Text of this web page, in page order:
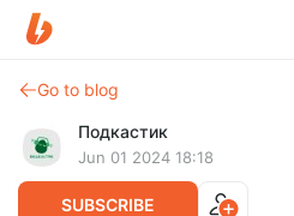
Go to blog
Подкастик
Jun 01 2024 18:18
SUBSCRIBE